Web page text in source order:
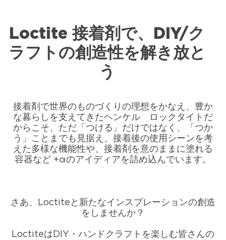
Loctite 接着剤で、DIY/ク
ラフトの創造性を解き放と
う
接着剤で世界のものづくりの理想をかなえ、豊か
な暮らしを支えてきたヘンケル ロックタイトだ
からこそ、ただ「つける」だけではなく、「つか
う」ことまでも見据え、接着後の使用シーンを考
えた多様な機能性や、接着剤を意のままに塗れる
容器など +αのアイディアを詰め込んでいます。
さあ、Loctiteと新たなインスプレーションの創造
をしませんか？
LoctiteはDIY・ハンドクラフトを楽しむ皆さんの